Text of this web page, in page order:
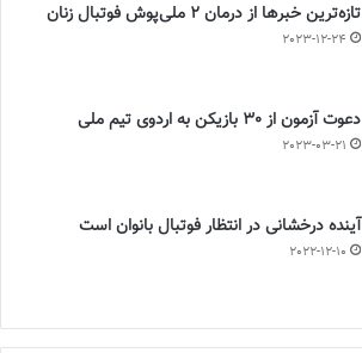
تازه‌ترین خبرها از درمان ۲ ملی‌پوش فوتبال زنان
2023-12-24
دعوت آزمون از 30 بازیکن به اردوی تیم ملی
2023-03-21
آینده درخشانی در انتظار فوتبال بانوان است
2022-12-10